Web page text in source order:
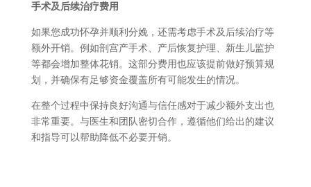
手术及后续治疗费用
如果您成功怀孕并顺利分娩，还需考虑手术及后续治疗等
额外开销。例如剖宫产手术、产后恢复护理、新生儿监护
等都会增加整体花销。这部分费用也应该提前做好预算规
划，并确保有足够资金覆盖所有可能发生的情况。
在整个过程中保持良好沟通与信任感对于减少额外支出也
非常重要。与医生和团队密切合作，遵循他们给出的建议
和指导可以帮助降低不必要开销。